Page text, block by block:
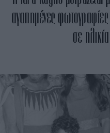
αγαπημένες
σε